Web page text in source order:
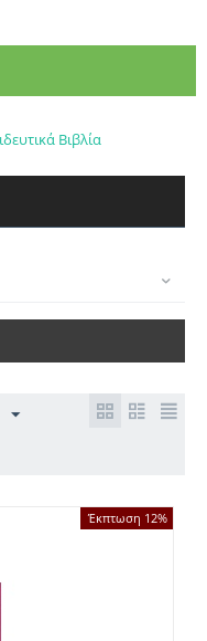
Βιβλία
Έκπτωση 12%